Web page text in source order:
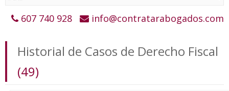
607 740 928 info@contratarabogados.com
Historial de Casos de Derecho Fiscal
(49)